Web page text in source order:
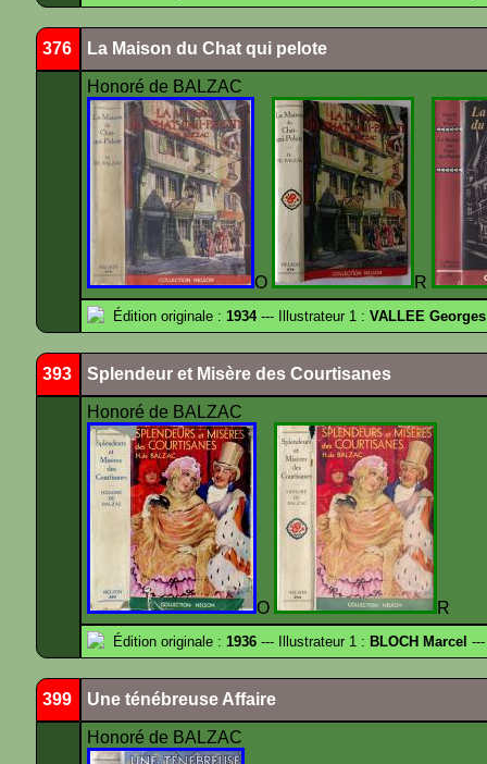
376 La Maison du Chat qui pelote
Honoré de BALZAC
O R
Édition originale : 1934--- Illustrateur 1 : VALLEE Georges
393 Splendeur et Misère des Courtisanes
Honoré de BALZAC
O R
Édition originale : 1936 --- Illustrateur 1 : BLOCH Marcel ---
399 Une ténébreuse Affaire
Honoré de BALZAC